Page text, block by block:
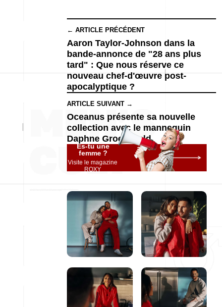
← ARTICLE PRÉCÉDENT
Aaron Taylor-Johnson dans la
bande-annonce de "28 ans plus
tard" : Que nous réserve ce
nouveau chef-d'œuvre post-
apocalyptique ?
ARTICLE SUIVANT →
Oceanus présente sa nouvelle
collection avec le mannequin
Daphne Groeneveld
Es-tu une
femme ?
Visite le magazine
ROXY